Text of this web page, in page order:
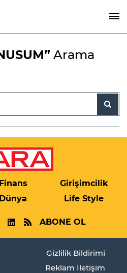
Arama
Finans
Girişimcilik
Dünya Life Style
ABONE OL
Gizlilik Bildirimi
Reklam İletişim